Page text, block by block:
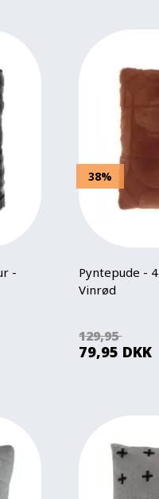
-
38%
Pyntepude -
Vinrød
129,95
79,95 DKK